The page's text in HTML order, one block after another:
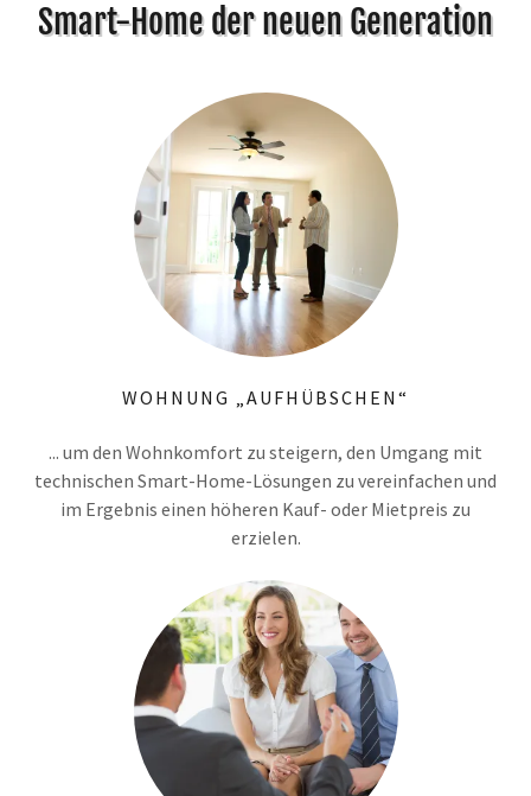
Smart-Home der neuen Generation
WOHNUNG „AUFHÜBSCHEN“
... um den Wohnkomfort zu steigern, den Umgang mit
technischen Smart-Home-Lösungen zu vereinfachen und
im Ergebnis einen höheren Kauf- oder Mietpreis zu
erzielen.